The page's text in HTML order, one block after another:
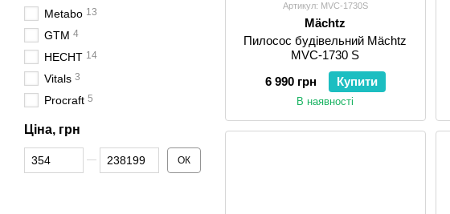
Артикул: MVC-1730S
Mächtz
Пилосос будівельний Mächtz
MVC-1730 S
6 990 грн
Купити
В наявності
Metabo 13
GTM 4
HECHT 14
Vitals 3
Procraft 5
Ціна, грн
Від Ціна, грн
До Ціна, грн ОК